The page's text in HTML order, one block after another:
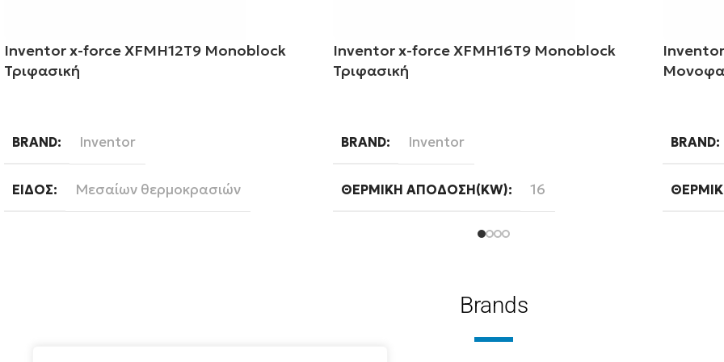
Inventor x-force XFMH12T9 Monoblock
Τριφασική
BRAND Inventor
ΕΊΔΟΣ Μεσαίων θερμοκρασιών
Inventor x-force XFMH16T9 Monoblock
Τριφασική
BRAND Inventor
ΘΕΡΜΙΚΉ ΑΠΌΔΟΣΗ(KW) 16
Μεσαίων θερμοκρασιών
BRAND
Brands